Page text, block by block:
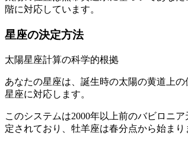
階に対応しています。
星座の決定方法
太陽星座計算の科学的根拠
あなたの星座は、誕生時の太陽の黄道上
星座に対応します。
このシステムは2000年以上前のバビロニ
定されており、牡羊座は春分点から始まり